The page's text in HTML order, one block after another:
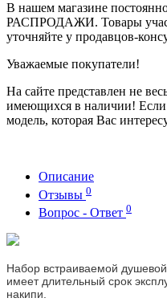
В нашем магазине
РАСПРОДАЖИ. Товары
уточняйте у продавцов-
Уважаемые покупатели!
На сайте представлен не
имеющихся в наличии!
модель, которая Вас
Описание
Отзывы 0
Вопрос - Ответ 0
Набор встраиваемой
имеет длительный срок
накипи.